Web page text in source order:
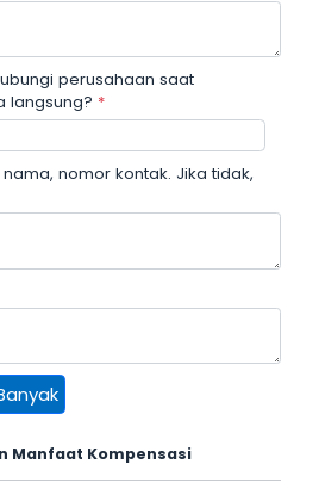
perusahaan saat
langsung? *
nomor kontak. Jika tidak,
Banyak
Manfaat Kompensasi